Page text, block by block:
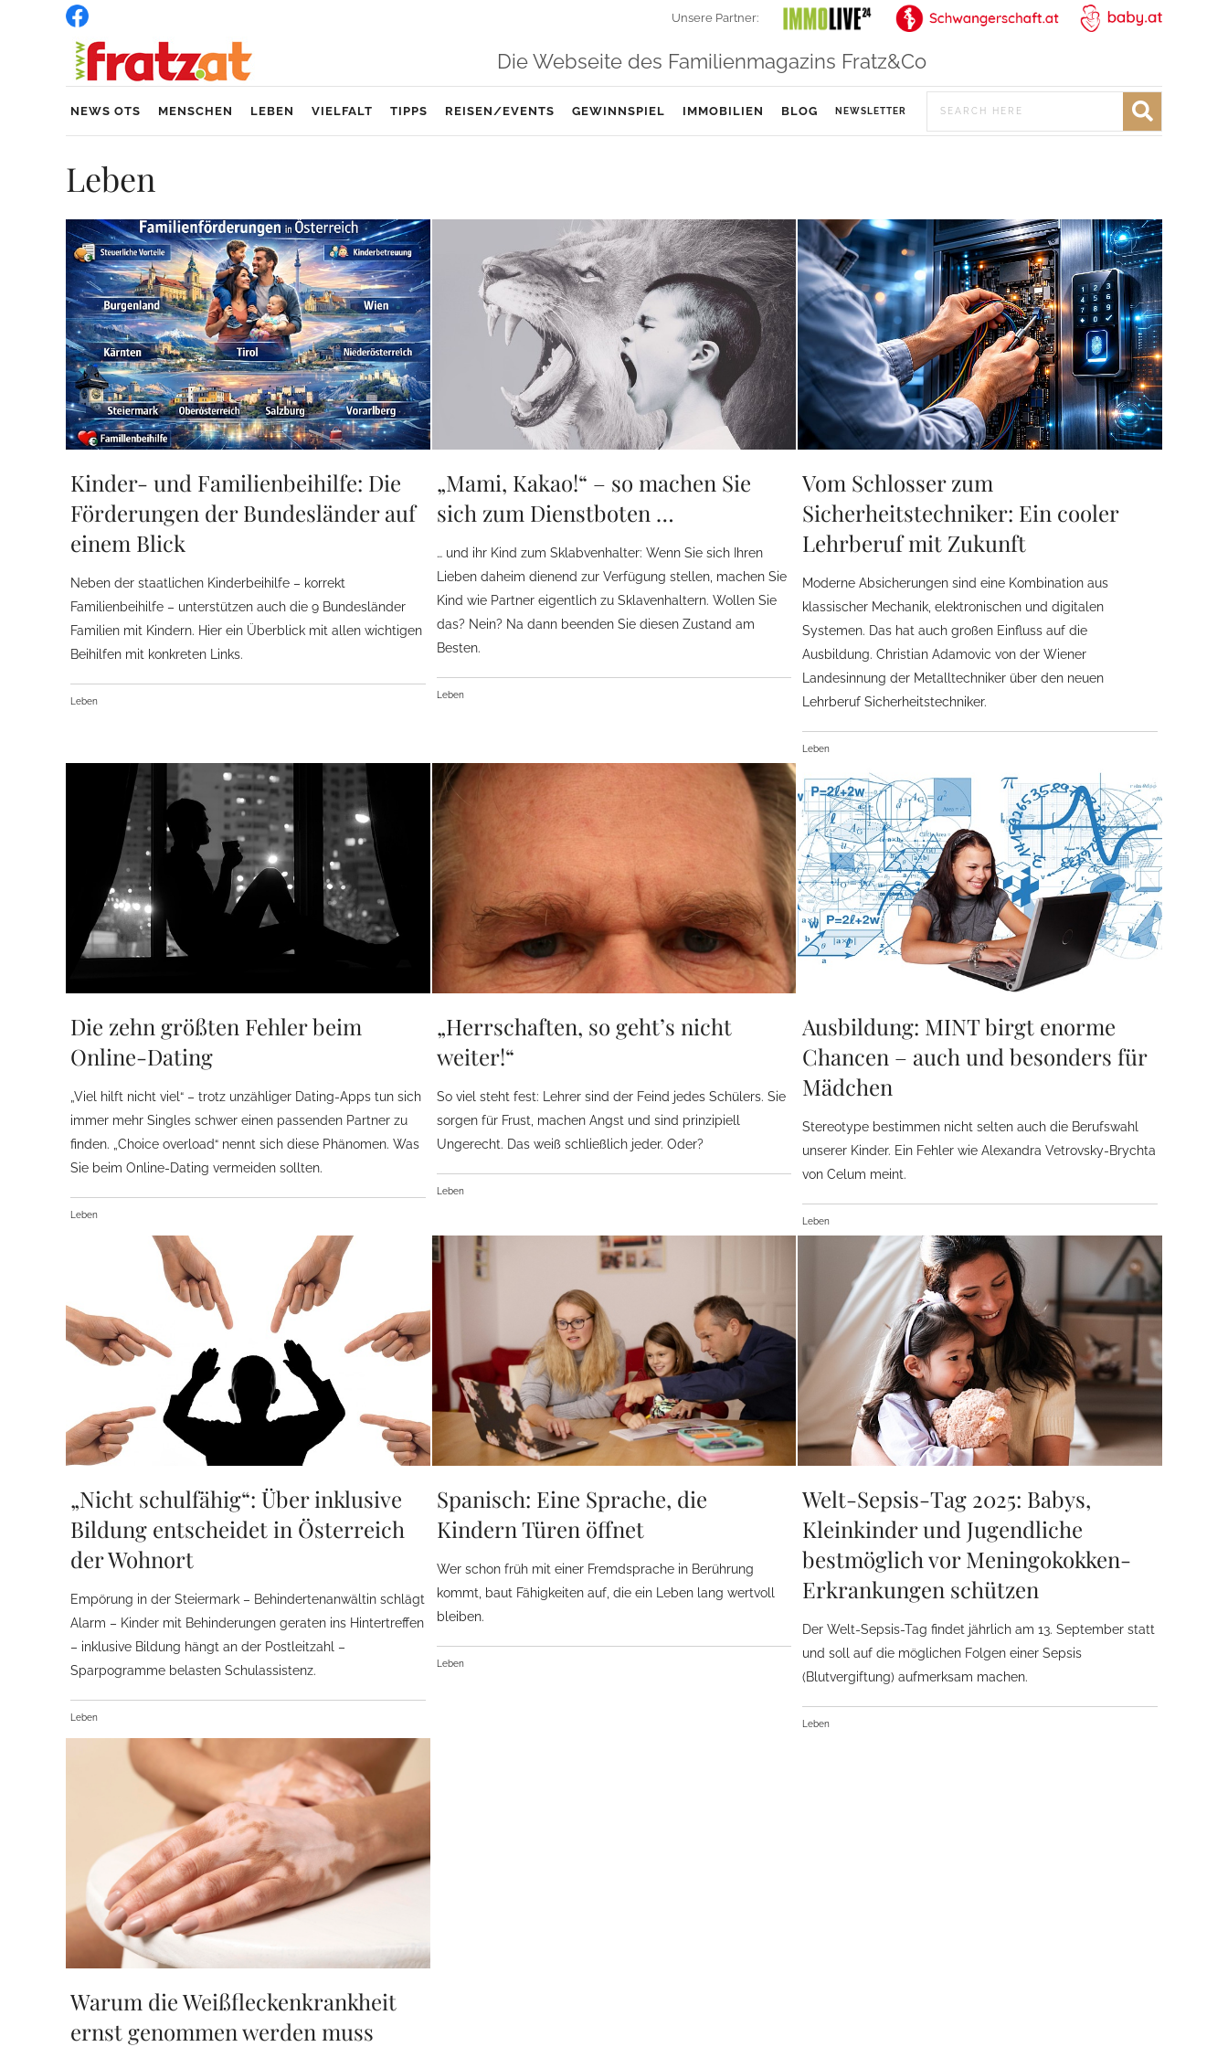
Unsere Partner:
Die Webseite des Familienmagazins Fratz&Co
NEWS OTS MENSCHEN LEBEN VIELFALT TIPPS REISEN/EVENTS GEWINNSPIEL IMMOBILIEN BLOG NEWSLETTER
Leben
Kinder- und Familienbeihilfe: Die
Förderungen der Bundesländer auf
einem Blick
Neben der staatlichen Kinderbeihilfe – korrekt
Familienbeihilfe – unterstützen auch die 9 Bundesländer
Familien mit Kindern. Hier ein Überblick mit allen wichtigen
Beihilfen mit konkreten Links.
Leben
„Mami, Kakao!“ – so machen Sie
sich zum Dienstboten …
… und ihr Kind zum Sklabvenhalter: Wenn Sie sich Ihren
Lieben daheim dienend zur Verfügung stellen, machen Sie
Kind wie Partner eigentlich zu Sklavenhaltern. Wollen Sie
das? Nein? Na dann beenden Sie diesen Zustand am
Besten.
Leben
Vom Schlosser zum
Sicherheitstechniker: Ein cooler
Lehrberuf mit Zukunft
Moderne Absicherungen sind eine Kombination aus
klassischer Mechanik, elektronischen und digitalen
Systemen. Das hat auch großen Einfluss auf die
Ausbildung. Christian Adamovic von der Wiener
Landesinnung der Metalltechniker über den neuen
Lehrberuf Sicherheitstechniker.
Leben
Die zehn größten Fehler beim
Online-Dating
„Viel hilft nicht viel“ – trotz unzähliger Dating-Apps tun sich
immer mehr Singles schwer einen passenden Partner zu
finden. „Choice overload“ nennt sich diese Phänomen. Was
Sie beim Online-Dating vermeiden sollten.
Leben
„Herrschaften, so geht’s nicht
weiter!“
So viel steht fest: Lehrer sind der Feind jedes Schülers. Sie
sorgen für Frust, machen Angst und sind prinzipiell
Ungerecht. Das weiß schließlich jeder. Oder?
Leben
Ausbildung: MINT birgt enorme
Chancen – auch und besonders für
Mädchen
Stereotype bestimmen nicht selten auch die Berufswahl
unserer Kinder. Ein Fehler wie Alexandra Vetrovsky-Brychta
von Celum meint.
Leben
„Nicht schulfähig“: Über inklusive
Bildung entscheidet in Österreich
der Wohnort
Empörung in der Steiermark – Behindertenanwältin schlägt
Alarm – Kinder mit Behinderungen geraten ins Hintertreffen
– inklusive Bildung hängt an der Postleitzahl –
Sparpogramme belasten Schulassistenz.
Leben
Spanisch: Eine Sprache, die
Kindern Türen öffnet
Wer schon früh mit einer Fremdsprache in Berührung
kommt, baut Fähigkeiten auf, die ein Leben lang wertvoll
bleiben.
Leben
Welt-Sepsis-Tag 2025: Babys,
Kleinkinder und Jugendliche
bestmöglich vor Meningokokken-
Erkrankungen schützen
Der Welt-Sepsis-Tag findet jährlich am 13. September statt
und soll auf die möglichen Folgen einer Sepsis
(Blutvergiftung) aufmerksam machen.
Leben
Warum die Weißfleckenkrankheit
ernst genommen werden muss